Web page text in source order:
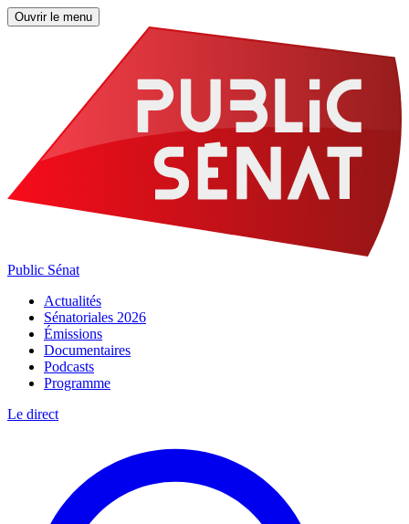
Ouvrir le menu
Public Sénat
Actualités
Sénatoriales 2026
Émissions
Documentaires
Podcasts
Programme
Le direct